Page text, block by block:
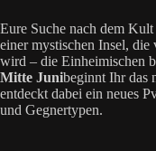
Eure Suche nach dem
einer mystischen Insel,
wird – die Einheimischen
Mitte Junibeginnt Ihr das
entdeckt dabei ein neues
und Gegnertypen.